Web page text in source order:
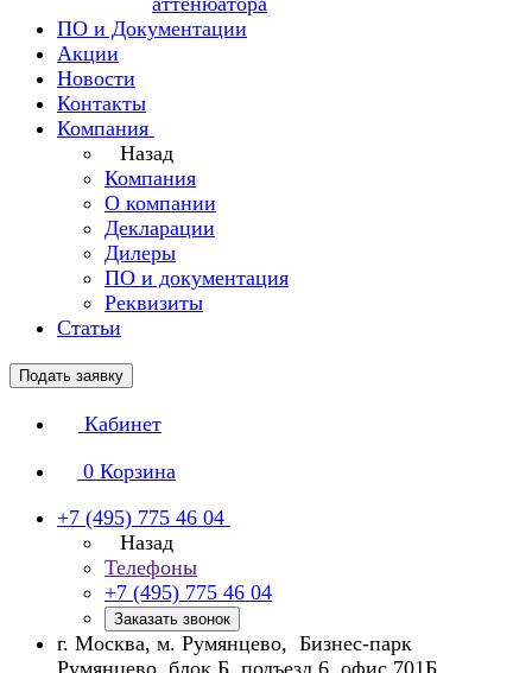
ПО и Документации
Акции
Новости
Контакты
Компания
Назад
Компания
О компании
Декларации
Дилеры
ПО и документация
Реквизиты
Статьи
Подать заявку
Кабинет
0 Корзина
+7 (495) 775 46 04
Назад
Телефоны
+7 (495) 775 46 04
Заказать звонок
г. Москва, м. Румянцево, Бизнес-парк
Румянцево, блок Б, подъезд 6, офис 701Б